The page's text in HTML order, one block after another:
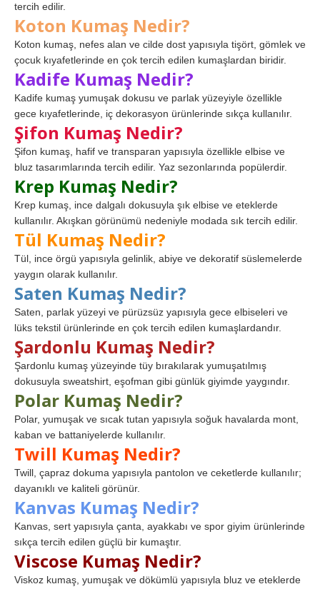
tercih edilir.
Koton Kumaş Nedir?
Koton kumaş, nefes alan ve cilde dost yapısıyla tişört, gömlek ve
çocuk kıyafetlerinde en çok tercih edilen kumaşlardan biridir.
Kadife Kumaş Nedir?
Kadife kumaş yumuşak dokusu ve parlak yüzeyiyle özellikle
gece kıyafetlerinde, iç dekorasyon ürünlerinde sıkça kullanılır.
Şifon Kumaş Nedir?
Şifon kumaş, hafif ve transparan yapısıyla özellikle elbise ve
bluz tasarımlarında tercih edilir. Yaz sezonlarında popülerdir.
Krep Kumaş Nedir?
Krep kumaş, ince dalgalı dokusuyla şık elbise ve eteklerde
kullanılır. Akışkan görünümü nedeniyle modada sık tercih edilir.
Tül Kumaş Nedir?
Tül, ince örgü yapısıyla gelinlik, abiye ve dekoratif süslemelerde
yaygın olarak kullanılır.
Saten Kumaş Nedir?
Saten, parlak yüzeyi ve pürüzsüz yapısıyla gece elbiseleri ve
lüks tekstil ürünlerinde en çok tercih edilen kumaşlardandır.
Şardonlu Kumaş Nedir?
Şardonlu kumaş yüzeyinde tüy bırakılarak yumuşatılmış
dokusuyla sweatshirt, eşofman gibi günlük giyimde yaygındır.
Polar Kumaş Nedir?
Polar, yumuşak ve sıcak tutan yapısıyla soğuk havalarda mont,
kaban ve battaniyelerde kullanılır.
Twill Kumaş Nedir?
Twill, çapraz dokuma yapısıyla pantolon ve ceketlerde kullanılır;
dayanıklı ve kaliteli görünür.
Kanvas Kumaş Nedir?
Kanvas, sert yapısıyla çanta, ayakkabı ve spor giyim ürünlerinde
sıkça tercih edilen güçlü bir kumaştır.
Viscose Kumaş Nedir?
Viskoz kumaş, yumuşak ve dökümlü yapısıyla bluz ve eteklerde